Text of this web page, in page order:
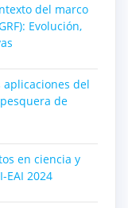
del marco
Evolución,
aplicaciones del
de
en ciencia y
EAI 2024